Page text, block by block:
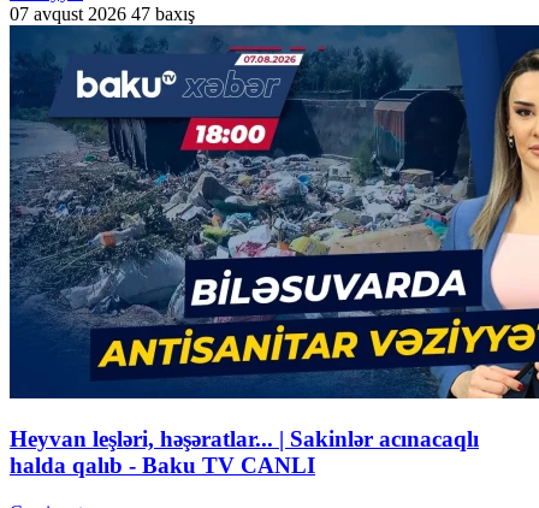
07 avqust 2026 47 baxış
Heyvan leşləri, həşəratlar... | Sakinlər acınacaqlı
halda qalıb - Baku TV CANLI